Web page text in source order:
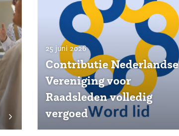
25 juni 2026
Contributie Nederlandse
Vereniging voor
Raadsleden volledig
vergoed